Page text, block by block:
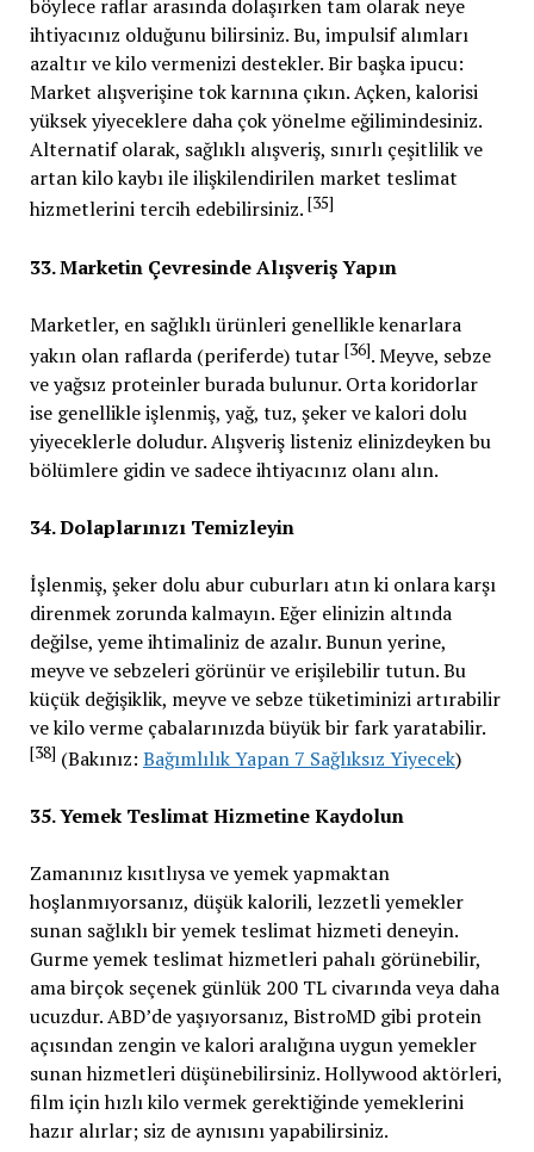
böylece raflar arasında dolaşırken tam olarak neye
ihtiyacınız olduğunu bilirsiniz. Bu, impulsif alımları
azaltır ve kilo vermenizi destekler. Bir başka ipucu:
Market alışverişine tok karnına çıkın. Açken, kalorisi
yüksek yiyeceklere daha çok yönelme eğilimindesiniz.
Alternatif olarak, sağlıklı alışveriş, sınırlı çeşitlilik ve
artan kilo kaybı ile ilişkilendirilen market teslimat
hizmetlerini tercih edebilirsiniz. [35]
33. Marketin Çevresinde Alışveriş Yapın
Marketler, en sağlıklı ürünleri genellikle kenarlara
yakın olan raflarda (periferde) tutar [36]. Meyve, sebze
ve yağsız proteinler burada bulunur. Orta koridorlar
ise genellikle işlenmiş, yağ, tuz, şeker ve kalori dolu
yiyeceklerle doludur. Alışveriş listeniz elinizdeyken bu
bölümlere gidin ve sadece ihtiyacınız olanı alın.
34. Dolaplarınızı Temizleyin
İşlenmiş, şeker dolu abur cuburları atın ki onlara karşı
direnmek zorunda kalmayın. Eğer elinizin altında
değilse, yeme ihtimaliniz de azalır. Bunun yerine,
meyve ve sebzeleri görünür ve erişilebilir tutun. Bu
küçük değişiklik, meyve ve sebze tüketiminizi artırabilir
ve kilo verme çabalarınızda büyük bir fark yaratabilir.
[38] (Bakınız: Bağımlılık Yapan 7 Sağlıksız Yiyecek)
35. Yemek Teslimat Hizmetine Kaydolun
Zamanınız kısıtlıysa ve yemek yapmaktan
hoşlanmıyorsanız, düşük kalorili, lezzetli yemekler
sunan sağlıklı bir yemek teslimat hizmeti deneyin.
Gurme yemek teslimat hizmetleri pahalı görünebilir,
ama birçok seçenek günlük 200 TL civarında veya daha
ucuzdur. ABD’de yaşıyorsanız, BistroMD gibi protein
açısından zengin ve kalori aralığına uygun yemekler
sunan hizmetleri düşünebilirsiniz. Hollywood aktörleri,
film için hızlı kilo vermek gerektiğinde yemeklerini
hazır alırlar; siz de aynısını yapabilirsiniz.